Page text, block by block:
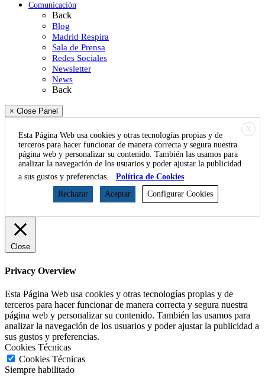
Comunicación
Back
Blog
Madrid Respira
Sala de Prensa
Redes Sociales
Newsletter
News
Back
× Close Panel
X
Esta Página Web usa cookies y otras tecnologías propias y de
terceros para hacer funcionar de manera correcta y segura nuestra
página web y personalizar su contenido. También las usamos para
analizar la navegación de los usuarios y poder ajustar la publicidad
a sus gustos y preferencias.
Política de Cookies
Rechazar
Aceptar Configurar Cookies
Close
Privacy Overview
Esta Página Web usa cookies y otras tecnologías propias y de
terceros para hacer funcionar de manera correcta y segura nuestra
página web y personalizar su contenido. También las usamos para
analizar la navegación de los usuarios y poder ajustar la publicidad a
sus gustos y preferencias.
Cookies Técnicas
Cookies Técnicas
Siempre habilitado